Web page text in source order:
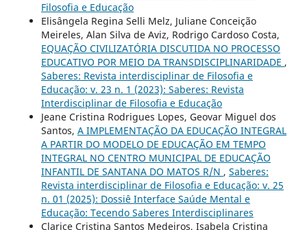
Filosofia e Educação
Elisângela Regina Selli Melz, Juliane Conceição
Meireles, Alan Silva de Aviz, Rodrigo Cardoso Costa,
EQUAÇÃO CIVILIZATÓRIA DISCUTIDA NO PROCESSO
EDUCATIVO POR MEIO DA TRANSDISCIPLINARIDADE ,
Saberes: Revista interdisciplinar de Filosofia e
Educação: v. 23 n. 1 (2023): Saberes: Revista
Interdisciplinar de Filosofia e Educação
Jeane Cristina Rodrigues Lopes, Geovar Miguel dos
Santos, A IMPLEMENTAÇÃO DA EDUCAÇÃO INTEGRAL
A PARTIR DO MODELO DE EDUCAÇÃO EM TEMPO
INTEGRAL NO CENTRO MUNICIPAL DE EDUCAÇÃO
INFANTIL DE SANTANA DO MATOS R/N , Saberes:
Revista interdisciplinar de Filosofia e Educação: v. 25
n. 01 (2025): Dossiê Interface Saúde Mental e
Educação: Tecendo Saberes Interdisciplinares
Clarice Cristina Santos Medeiros, Isabela Cristina